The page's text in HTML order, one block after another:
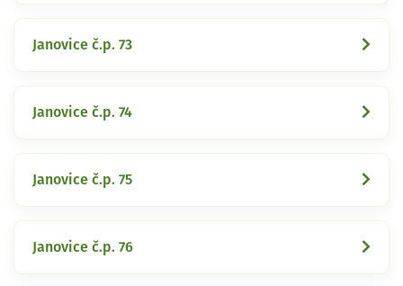
Janovice č.p. 73
Janovice č.p. 74
Janovice č.p. 75
Janovice č.p. 76